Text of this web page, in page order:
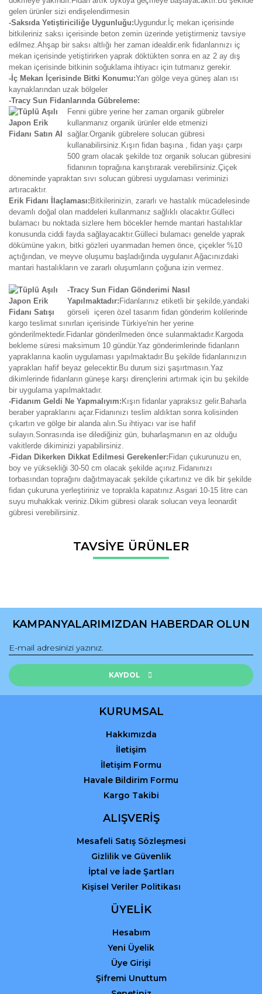
gelen ürünler sizi endişelendirmesin
-Saksıda Yetiştiriciliğe Uygunluğu:Uygundur.İç mekan içerisinde
bitkileriniz saksı içerisinde beton zemin üzerinde yetiştirmeniz tavsiye
edilmez.Ahşap bir saksı altlığı her zaman idealdir.erik fidanlarınızı iç
mekan içerisinde yetiştirirken yaprak döktükten sonra en az 2 ay dış
mekan içerisinde bitkinin soğuklama ihtiyacı için tutmanız gerekir.
-İç Mekan İçerisinde Bitki Konumu:Yarı gölge veya güneş alan ısı
kaynaklarından uzak bölgeler
-Tracy Sun Fidanlarında Gübreleme:
Fenni gübre yerine her zaman organik gübreler
kullanmanız organik ürünler elde etmenizi
sağlar.Organik gübrelere solucan gübresi
kullanabilirsiniz.Kışın fidan başına , fidan yaşı çarpı
500 gram olacak şekilde toz organik solucan gübresini
fidanının toprağına karıştırarak verebilirsiniz.Çiçek
döneminde yapraktan sıvı solucan gübresi uygulaması veriminizi
artıracaktır.
Erik Fidanı İlaçlaması: Bitkilerinizin, zararlı ve hastalık mücadelesinde
devamlı doğal olan maddeleri kullanmanız sağlıklı olacaktır.Gülleci
bulamacı bu noktada sizlere hem böcekler hemde mantari hastalıklar
konusunda ciddi fayda sağlayacaktır.Gülleci bulamacı genelde yaprak
dökümüne yakın, bitki gözleri uyanmadan hemen önce, çiçekler %10
açtığından, ve meyve oluşumu başladığında uygulanır.Ağacınızdaki
mantari hastalıkların ve zararlı oluşumların çoğuna izin vermez.
-Tracy Sun Fidan Gönderimi Nasıl
Yapılmaktadır: Fidanlarınız etiketli bir şekilde,yandaki
görseli içeren özel tasarım fidan gönderim kolilerinde
kargo teslimat sınırları içerisinde Türkiye'nin her yerine
gönderilmektedir.Fidanlar gönderilmeden önce sulanmaktadır.Kargoda
bekleme süresi maksimum 10 gündür.Yaz gönderimlerinde fidanların
yapraklarına kaolin uygulaması yapılmaktadır.Bu şekilde fidanlarınızın
yaprakları hafif beyaz gelecektir.Bu durum sizi şaşırtmasın.Yaz
dikimlerinde fidanların güneşe karşı dirençlerini artırmak için bu şekilde
bir uygulama yapılmaktadır.
-Fidanım Geldi Ne Yapmalıyım: Kışın fidanlar yapraksız gelir.Baharla
beraber yapraklarını açar.Fidanınızı teslim aldıktan sonra kolisinden
çıkartın ve gölge bir alanda alın.Su ihtiyacı var ise hafif
sulayın.Sonrasında ise dilediğiniz gün, buharlaşmanın en az olduğu
vakitlerde dikiminizi yapabilirsiniz.
-Fidan Dikerken Dikkat Edilmesi Gerekenler: Fidan çukurunuzu en,
boy ve yüksekliği 30-50 cm olacak şekilde açınız.Fidanınızı
torbasından toprağını dağıtmayacak şekilde çıkartınız ve dik bir şekilde
fidan çukuruna yerleştiriniz ve toprakla kapatınız.Asgari 10-15 litre can
suyu muhakkak veriniz.Dikim gübresi olarak solucan veya leonardit
gübresi verebilirsiniz.
Bu ürüne ilk yorumu siz yapın!
Bu ürünün fiyat bilgisi, resim, ürün açıklamalarında ve diğer
konularda yetersiz gördüğünüz noktaları öneri formunu
Ürün açıklamasında eksik bilgiler bulunuyor.
Ürün fiyatı diğer sitelerden daha pahalı.
Bu ürüne benzer farklı alternatifler olmalı.
Gönder
TAVSİYE ÜRÜNLER
KAMPANYALARIMIZDAN HABERDAR OLUN
KAYDOL
KURUMSAL
Hakkımızda
İletişim
İletişim Formu
Havale Bildirim Formu
Kargo Takibi
ALIŞVERİŞ
Mesafeli Satış Sözleşmesi
Gizlilik ve Güvenlik
İptal ve İade Şartları
Kişisel Veriler Politikası
ÜYELİK
Hesabım
Yeni Üyelik
Üye Girişi
Şifremi Unuttum